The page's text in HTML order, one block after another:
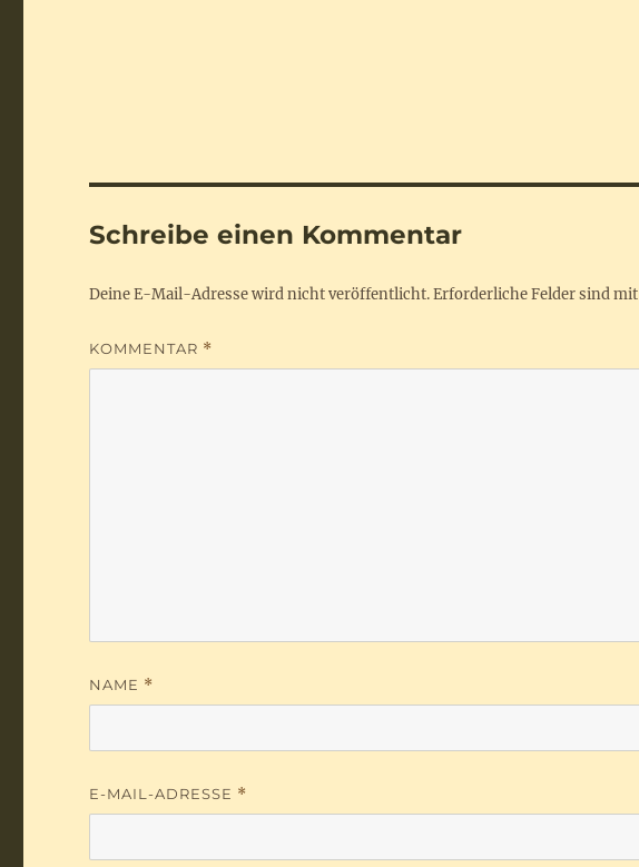
Schreibe einen Kommentar
Deine E-Mail-Adresse wird nicht veröffentlicht.Erforderliche Felder sind mit
KOMMENTAR *
NAME *
E-MAIL-ADRESSE *